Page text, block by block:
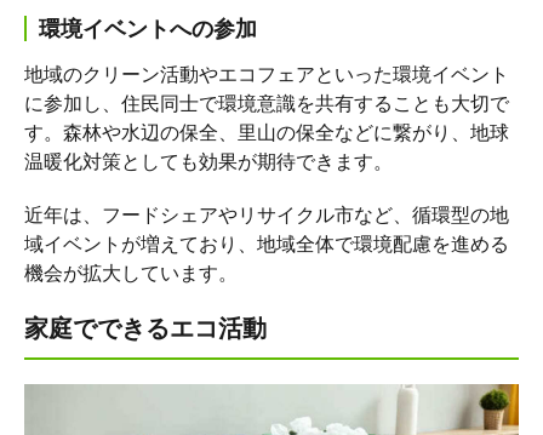
環境イベントへの参加
地域のクリーン活動やエコフェアといった環境イベント
に参加し、住民同士で環境意識を共有することも大切で
す。森林や水辺の保全、里山の保全などに繋がり、地球
温暖化対策としても効果が期待できます。
近年は、フードシェアやリサイクル市など、循環型の地
域イベントが増えており、地域全体で環境配慮を進める
機会が拡大しています。
家庭でできるエコ活動